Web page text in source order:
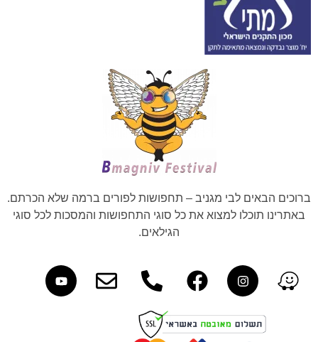
ברוכים הבאים לבי מגניב – תחפושות לפורים ברמה שלא הכרתם.
באתרינו תוכלו למצוא את כל סוגי התחפושות והמסכות לכל סוגי
הגילאים.